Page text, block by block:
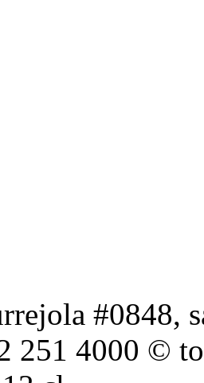
#0848,
251 4000 ©